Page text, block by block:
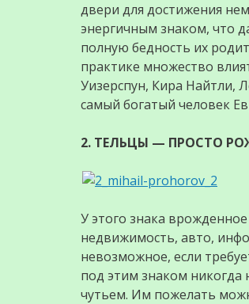
двери для достижения
энергичным знаком, что
полную бедность их
практике множество
Уизерспун, Кира Найтли,
самый богатый человек
2. ТЕЛЬЦЫ — ПРОСТО
У этого знака врожденное
недвижимость, авто,
невозможное, если
под этим знаком
чутьем. Им пожелать